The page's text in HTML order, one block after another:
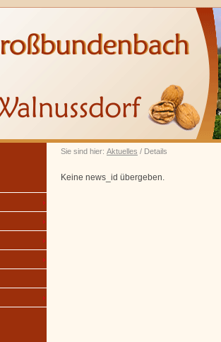
Sie sind hier: Aktuelles / Details
Keine news_id übergeben.